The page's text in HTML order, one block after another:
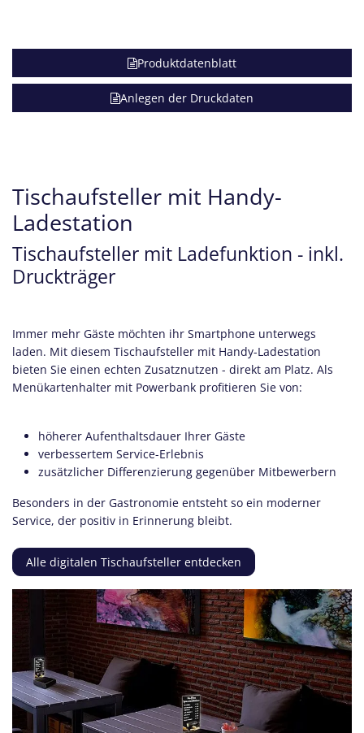
Produktdatenblatt
Anlegen der Druckdaten
Tischaufsteller mit Handy-
Ladestation
Tischaufsteller mit Ladefunktion - inkl.
Druckträger
Immer mehr Gäste möchten ihr Smartphone unterwegs
laden. Mit diesem Tischaufsteller mit Handy-Ladestation
bieten Sie einen echten Zusatznutzen - direkt am Platz. Als
Menükartenhalter mit Powerbank profitieren Sie von:
höherer Aufenthaltsdauer Ihrer Gäste
verbessertem Service-Erlebnis
zusätzlicher Differenzierung gegenüber Mitbewerbern
Besonders in der Gastronomie entsteht so ein moderner
Service, der positiv in Erinnerung bleibt.
Alle digitalen Tischaufsteller entdecken